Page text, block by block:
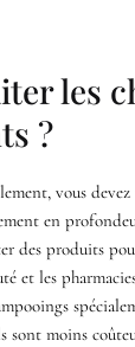
les
?
vous
en
des produits
et les
sont moins